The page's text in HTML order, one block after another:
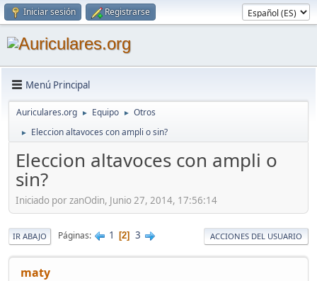
Iniciar sesión Registrarse
Menú Principal
Auriculares.org ► Equipo ► Otros
► Eleccion altavoces con ampli o sin?
Eleccion altavoces con ampli o
sin?
Iniciado por zanOdin, Junio 27, 2014, 17:56:14
IR ABAJO Páginas 1 2 3 ACCIONES DEL USUARIO
maty